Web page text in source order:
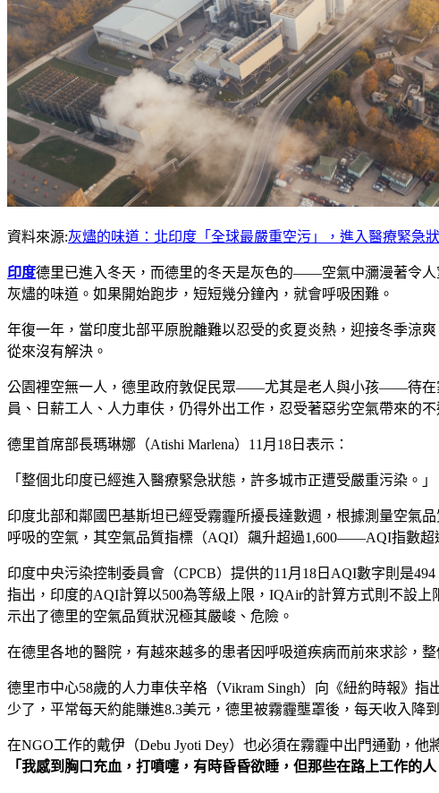
資料來源:灰燼的味道：北印度「全球最嚴重空污」，進入醫療緊急
印度德里已進入冬天，而德里的冬天是灰色的——空氣中瀰漫著令人
灰燼的味道。如果開始跑步，短短幾分鐘內，就會呼吸困難。
年復一年，當印度北部平原脫離難以忍受的炙夏炎熱，迎接冬季涼
從來沒有解決。
公園裡空無一人，德里政府敦促民眾——尤其是老人與小孩——待在
員、日薪工人、人力車伕，仍得外出工作，忍受著惡劣空氣帶來的不
德里首席部長瑪琳娜（Atishi Marlena）11月18日表示：
「整個北印度已經進入醫療緊急狀態，許多城市正遭受嚴重污染。」
印度北部和鄰國巴基斯坦已經受霧霾所擾長達數週，根據測量空氣
呼吸的空氣，其空氣品質指標（AQI）飆升超過1,600——AQI指數超
印度中央污染控制委員會（CPCB）提供的11月18日AQI數字則是
指出，印度的AQI計算以500為等級上限，IQAir的計算方式則不設
示出了德里的空氣品質狀況極其嚴峻、危險。
在德里各地的醫院，有越來越多的患者因呼吸道疾病而前來求診，
德里市中心58歲的人力車伕辛格（Vikram Singh）向《紐約時報》
少了，平常每天約能賺進8.3美元，德里被霧霾壟罩後，每天收入降到
在NGO工作的戴伊（Debu Jyoti Dey）也必須在霧霾中出門通勤，
「我感到胸口充血，打噴嚏，有時昏昏欲睡，但那些在路上工作的